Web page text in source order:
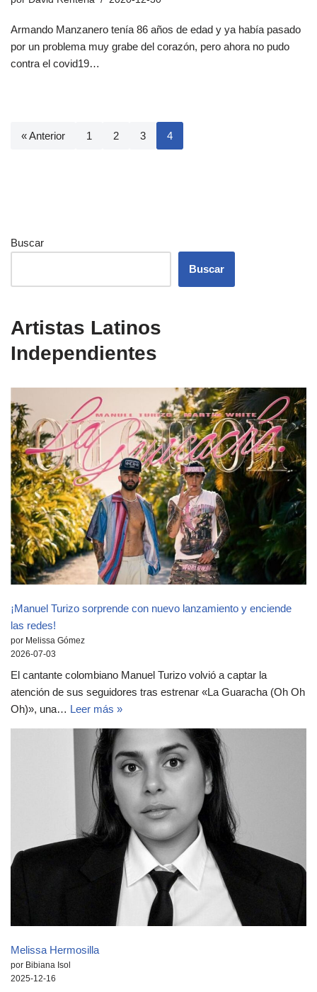
Armando Manzanero tenía 86 años de edad y ya había pasado
por un problema muy grabe del corazón, pero ahora no pudo
contra el covid19…
« Anterior 1 2 3 4
Buscar
Buscar
Artistas Latinos
Independientes
¡Manuel Turizo sorprende con nuevo lanzamiento y enciende
las redes!
por Melissa Gómez
2026-07-03
El cantante colombiano Manuel Turizo volvió a captar la
atención de sus seguidores tras estrenar «La Guaracha (Oh Oh
Oh)», una… Leer más »
Melissa Hermosilla
por Bibiana Isol
2025-12-16